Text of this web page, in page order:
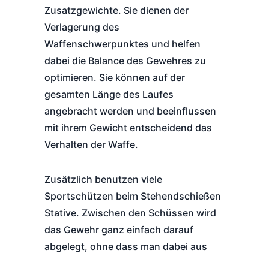
Zusatzgewichte. Sie dienen der
Verlagerung des
Waffenschwerpunktes und helfen
dabei die Balance des Gewehres zu
optimieren. Sie können auf der
gesamten Länge des Laufes
angebracht werden und beeinflussen
mit ihrem Gewicht entscheidend das
Verhalten der Waffe.
Zusätzlich benutzen viele
Sportschützen beim Stehendschießen
Stative. Zwischen den Schüssen wird
das Gewehr ganz einfach darauf
abgelegt, ohne dass man dabei aus